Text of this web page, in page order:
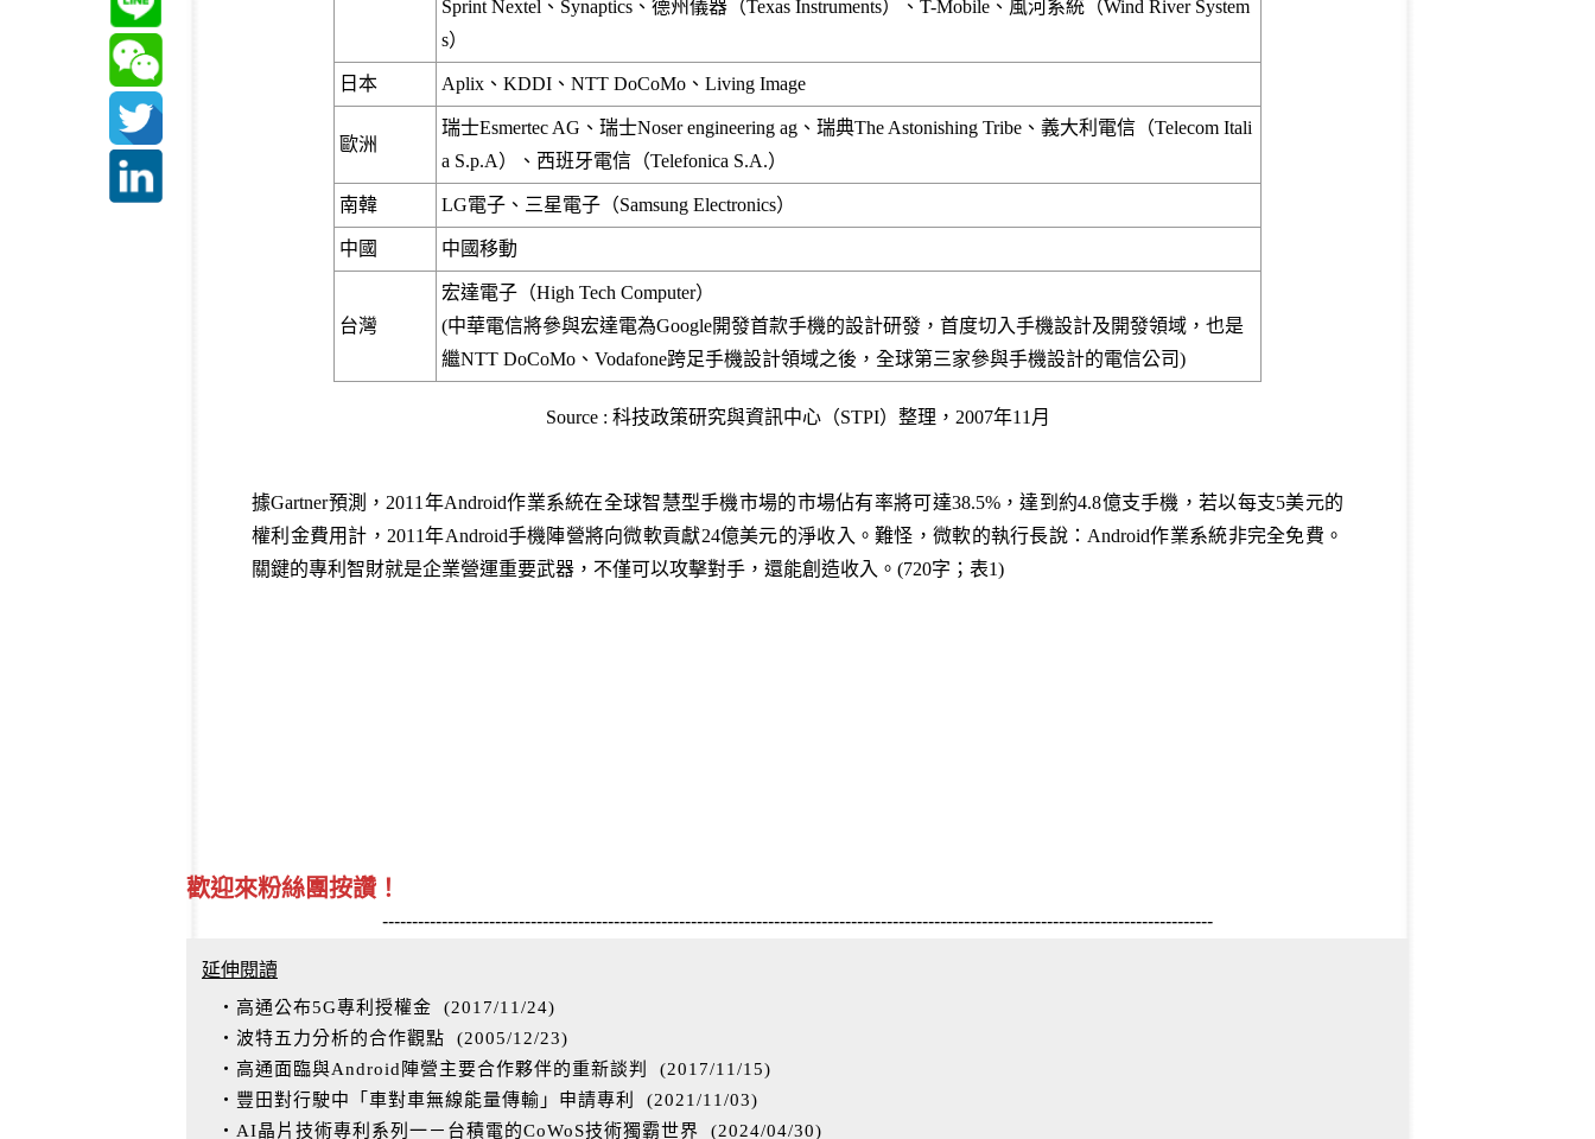
Sprint Nextel、Synaptics、德州儀器（Texas Instruments）、T-Mobile、風河系統（Wind River System
s）
日本 Aplix、KDDI、NTT DoCoMo、Living Image
歐洲
瑞士Esmertec AG、瑞士Noser engineering ag、瑞典The Astonishing Tribe、義大利電信（Telecom Itali
a S.p.A）、西班牙電信（Telefonica S.A.）
南韓 LG電子、三星電子（Samsung Electronics）
中國 中國移動
台灣
宏達電子（High Tech Computer）
(中華電信將參與宏達電為Google開發首款手機的設計研發，首度切入手機設計及開發領域，也是
繼NTT DoCoMo、Vodafone跨足手機設計領域之後，全球第三家參與手機設計的電信公司)
Source : 科技政策研究與資訊中心（STPI）整理，2007年11月
據Gartner預測，2011年Android作業系統在全球智慧型手機市場的市場佔有率將可達38.5%，達到約4.8億支手機，若以每支5美元的
權利金費用計，2011年Android手機陣營將向微軟貢獻24億美元的淨收入。難怪，微軟的執行長說：Android作業系統非完全免費。
關鍵的專利智財就是企業營運重要武器，不僅可以攻擊對手，還能創造收入。(720字；表1)
歡迎來粉絲團按讚！
--------------------------------------------------------------------------------------------------------------------------------------------
延伸閱讀
‧高通公布5G專利授權金 (2017/11/24)
‧波特五力分析的合作觀點 (2005/12/23)
‧高通面臨與Android陣營主要合作夥伴的重新談判
(2017/11/15)
‧豐田對行駛中「車對車無線能量傳輸」申請專利
(2021/11/03)
‧AI晶片技術專利系列一－台積電的CoWoS技術獨霸世界 (2024/04/30)